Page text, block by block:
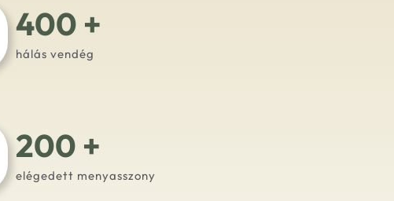
400 +
hálás vendég
200 +
elégedett menyasszony